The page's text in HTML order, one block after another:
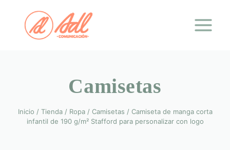
contenido
Camisetas
Inicio / Tienda / Ropa / Camisetas / Camiseta de manga corta
infantil de 190 g/m² Stafford para personalizar con logo